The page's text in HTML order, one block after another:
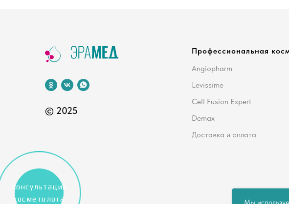
© 2025
Профессиональная
Angiopharm
Levissime
Cell Fusion Expert
Demax
Доставка и оплата
Консультация
косметолога